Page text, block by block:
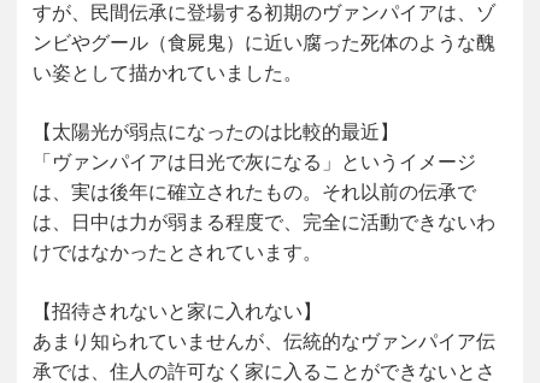
すが、民間伝承に登場する初期のヴァンパイアは、ゾ
ンビやグール（食屍鬼）に近い腐った死体のような醜
い姿として描かれていました。
【太陽光が弱点になったのは比較的最近】
「ヴァンパイアは日光で灰になる」というイメージ
は、実は後年に確立されたもの。それ以前の伝承で
は、日中は力が弱まる程度で、完全に活動できないわ
けではなかったとされています。
【招待されないと家に入れない】
あまり知られていませんが、伝統的なヴァンパイア伝
承では、住人の許可なく家に入ることができないとさ